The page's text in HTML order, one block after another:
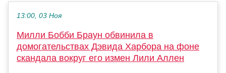
13:00, 03 Ноя
Милли Бобби Браун обвинила в
домогательствах Дэвида Харбора на фоне
скандала вокруг его измен Лили Аллен